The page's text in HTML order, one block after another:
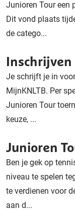
Junioren Tour een
Dit vond plaats
de catego...
Inschrijven
Je schrijft je in
MijnKNLTB. Per
Junioren Tour
keuze, ...
Junioren
Ben je gek op
niveau te spelen
te verdienen voor
aan d...